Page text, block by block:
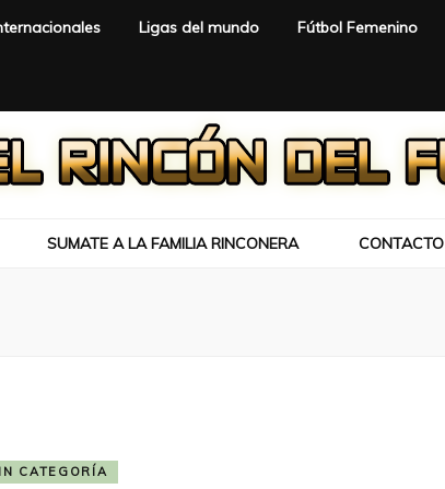
Ligas del mundo Fútbol Femenino
SUMATE A LA FAMILIA RINCONERA CONTACTO
CATEGORÍA